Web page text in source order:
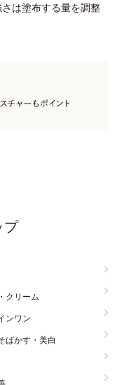
は塗布する量を調整
プ
クリーム
ンワン
ばかす・美白